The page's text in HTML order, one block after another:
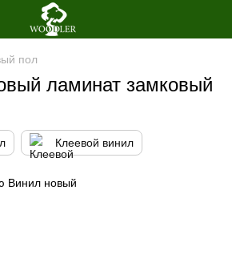
пол
ламинат замковый
Клеевой винил